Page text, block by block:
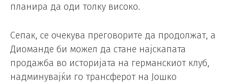
планира да оди толку високо.
Сепак, се очекува преговорите да продолжат, а
Диоманде би можел да стане најскапата
продажба во историјата на германскиот клуб,
надминувајќи го трансферот на Јошко